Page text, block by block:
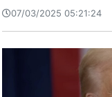
07/03/2025 05:21:24